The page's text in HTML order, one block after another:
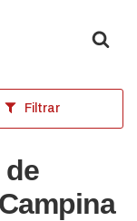
Filtrar
de